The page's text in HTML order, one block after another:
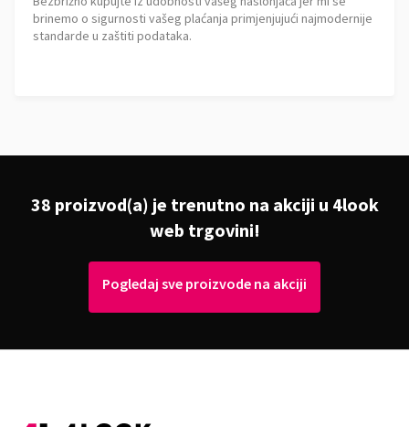
brinemo o sigurnosti vašeg plaćanja primjenjujući najmodernije
standarde u zaštiti podataka.
38 proizvod(a) je trenutno na akciji u 4look
web trgovini!
Pogledaj sve proizvode na akciji